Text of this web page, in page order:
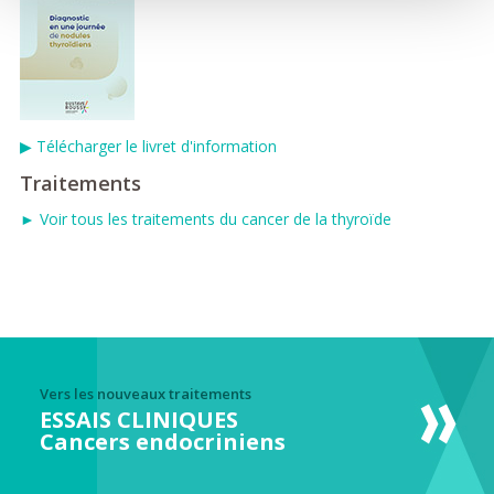
▶ Télécharger le livret d'information
Traitements
► Voir tous les traitements du cancer de la thyroïde
Vers les nouveaux traitements
ESSAIS CLINIQUES
Cancers endocriniens